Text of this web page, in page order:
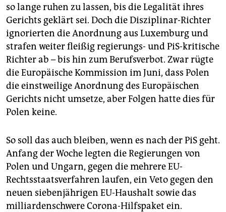
so lange ruhen zu lassen, bis die Legalität ihres
Gerichts geklärt sei. Doch die Disziplinar-Richter
ignorierten die Anordnung aus Luxemburg und
strafen weiter fleißig regierungs- und PiS-kritische
Richter ab – bis hin zum Berufsverbot. Zwar rügte
die Europäische Kommission im Juni, dass Polen
die einstweilige Anordnung des Europäischen
Gerichts nicht umsetze, aber Folgen hatte dies für
Polen keine.
So soll das auch bleiben, wenn es nach der PiS geht.
Anfang der Woche legten die Regierungen von
Polen und Ungarn, gegen die mehrere EU-
Rechtsstaatsverfahren laufen, ein Veto gegen den
neuen siebenjährigen EU-Haushalt sowie das
milliardenschwere Corona-Hilfspaket ein.